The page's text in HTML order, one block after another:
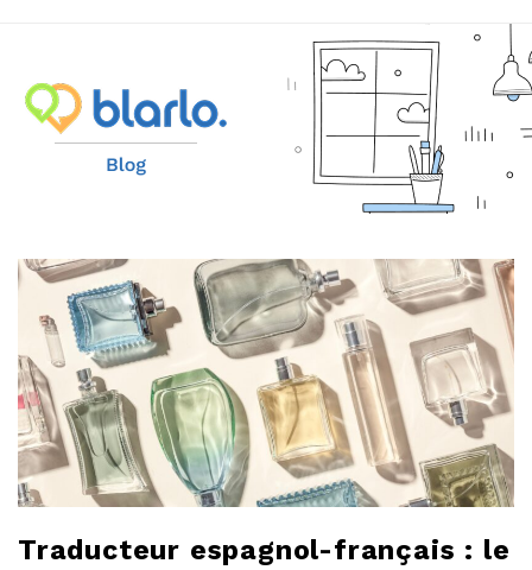
B
r
o
b
l
Traducteur espagnol-français : le